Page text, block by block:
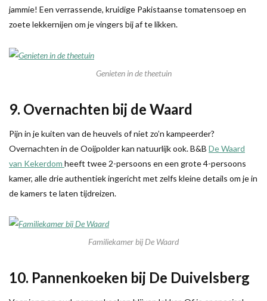
jammie! Een verrassende, kruidige Pakistaanse tomatensoep en
zoete lekkernijen om je vingers bij af te likken.
Genieten in de theetuin
9. Overnachten bij de Waard
Pijn in je kuiten van de heuvels of niet zo’n kampeerder?
Overnachten in de Ooijpolder kan natuurlijk ook. B&B De Waard
van Kekerdom heeft twee 2-persoons en een grote 4-persoons
kamer, alle drie authentiek ingericht met zelfs kleine details om je in
de kamers te laten tijdreizen.
Familiekamer bij De Waard
10. Pannenkoeken bij De Duivelsberg